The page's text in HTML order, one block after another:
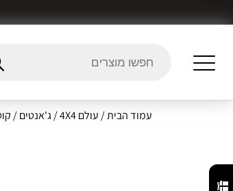
עמוד הבית/ עולם 4X4 /ג'אנטים/